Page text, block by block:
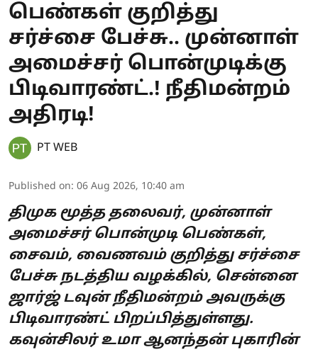
பெண்கள் குறித்து
சர்ச்சை பேச்சு.. முன்னாள்
அமைச்சர் பொன்முடிக்கு
பிடிவாரண்ட்.! நீதிமன்றம்
அதிரடி!
PT WEB
Published on: 06 Aug 2026, 10:40 am
திமுக மூத்த தலைவர், முன்னாள்
அமைச்சர் பொன்முடி பெண்கள்,
சைவம், வைணவம் குறித்து சர்ச்சை
பேச்சு நடத்திய வழக்கில், சென்னை
ஜார்ஜ் டவுன் நீதிமன்றம் அவருக்கு
பிடிவாரண்ட் பிறப்பித்துள்ளது.
கவுன்சிலர் உமா ஆனந்தன் புகாரின்